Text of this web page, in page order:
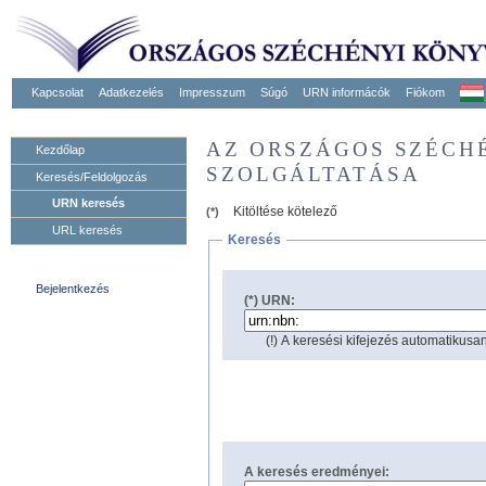
Kapcsolat Adatkezelés Impresszum Súgó URN informácók Fiókom
Kezdőlap
Keresés/Feldolgozás
URN keresés
URL keresés
Bejelentkezés
AZ ORSZÁGOS
SZOLGÁLTATÁSA
(*)
Kitöltése kötelező
Keresés
(*) URN:
(!) A keresési kifejezés
A keresés eredményei: